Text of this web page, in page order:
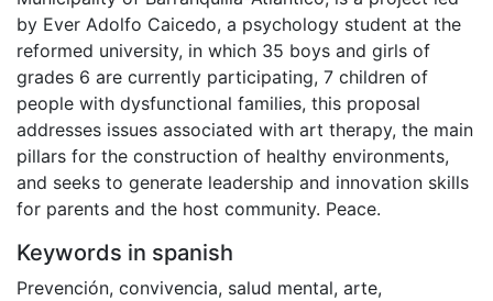
by Ever Adolfo Caicedo, a psychology student at the
reformed university, in which 35 boys and girls of
grades 6 are currently participating, 7 children of
people with dysfunctional families, this proposal
addresses issues associated with art therapy, the main
pillars for the construction of healthy environments,
and seeks to generate leadership and innovation skills
for parents and the host community. Peace.
Keywords in spanish
Prevención, convivencia, salud mental, arte,